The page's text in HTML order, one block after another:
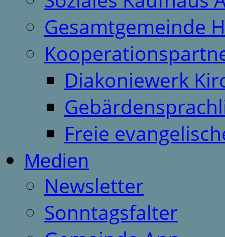
Gesamtgemeinde
Diakoniewerk
Freie
Medien
Newsletter
Sonntagsfalter